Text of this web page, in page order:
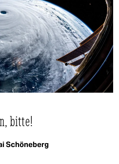
bitte!
Schöneberg